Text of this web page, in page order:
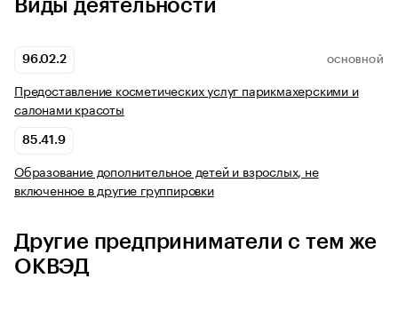
Виды деятельности
96.02.2 ОСНОВНОЙ
Предоставление косметических услуг парикмахерскими и
салонами красоты
85.41.9
Образование дополнительное детей и взрослых, не
включенное в другие группировки
Другие предприниматели с тем же
ОКВЭД